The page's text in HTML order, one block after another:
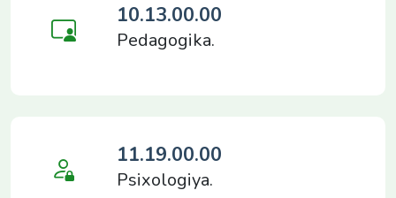
10.13.00.00
Pedagogika.
11.19.00.00
Psixologiya.